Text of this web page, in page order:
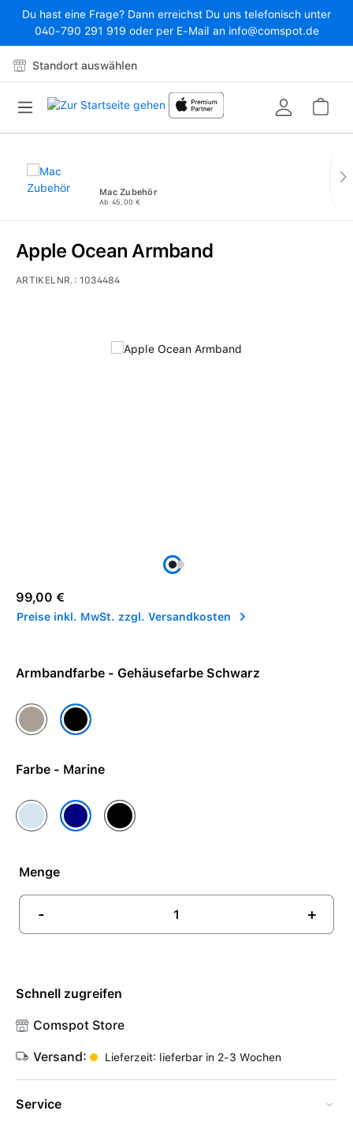
Zum Hauptinhalt springen
Du hast eine Frage? Dann erreichst Du uns telefonisch unter
040-790 291 919 oder per E-Mail an info@comspot.de
Standort auswählen
Mac Zubehör
Ab 45,00 €
Bildergalerie überspringen
Apple Ocean Armband
ARTIKELNR.:1034484
Regulärer Preis:
99,00 €
Preise inkl. MwSt. zzgl. Versandkosten
Armbandfarbe - Gehäusefarbe Schwarz
Gehäusefarbe Natur
Gehäusefarbe Schwarz
Farbe - Marine
Kristallblau
Marine Schwarz
Menge
- +
Schnell zugreifen
Comspot Store
Versand: Lieferzeit: lieferbar in 2-3 Wochen
Service